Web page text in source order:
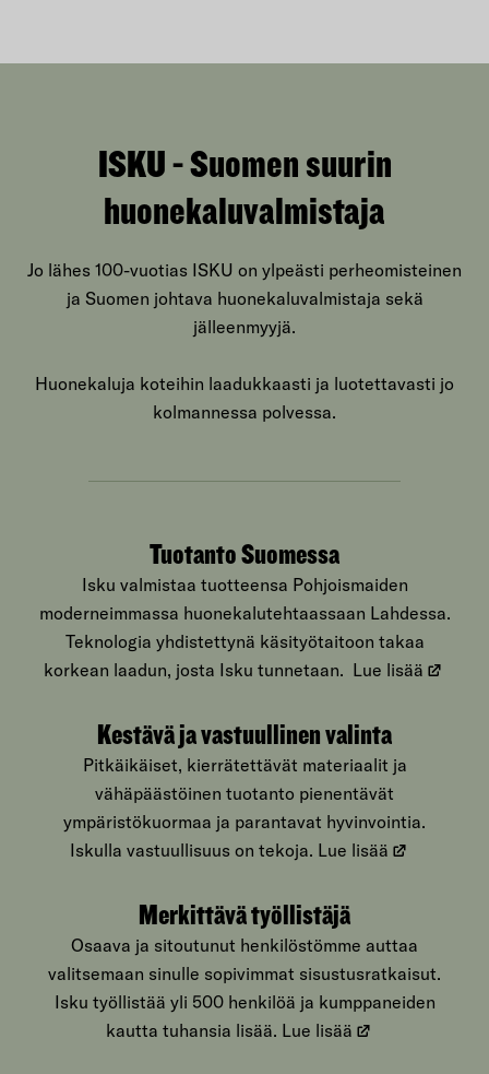
ISKU - Suomen suurin
huonekaluvalmistaja
Jo lähes 100-vuotias ISKU on ylpeästi perheomisteinen
ja Suomen johtava huonekaluvalmistaja sekä
jälleenmyyjä.
Huonekaluja koteihin laadukkaasti ja luotettavasti jo
kolmannessa polvessa.
Tuotanto Suomessa
Isku valmistaa tuotteensa Pohjoismaiden
moderneimmassa huonekalutehtaassaan Lahdessa.
Teknologia yhdistettynä käsityötaitoon takaa
korkean laadun, josta Isku tunnetaan. Lue lisää
Kestävä ja vastuullinen valinta
Pitkäikäiset, kierrätettävät materiaalit ja
vähäpäästöinen tuotanto pienentävät
ympäristökuormaa ja parantavat hyvinvointia.
Iskulla vastuullisuus on tekoja. Lue lisää
Merkittävä työllistäjä
Osaava ja sitoutunut henkilöstömme auttaa
valitsemaan sinulle sopivimmat sisustusratkaisut.
Isku työllistää yli 500 henkilöä ja kumppaneiden
kautta tuhansia lisää. Lue lisää